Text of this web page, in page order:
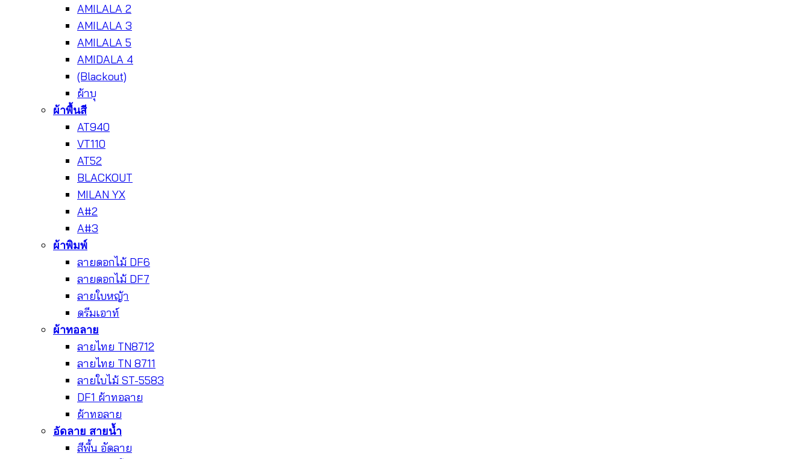
AMILALA 2
AMILALA 3
AMILALA 5
AMIDALA 4
(Blackout)
ผ้าบุ
ผ้าพื้นสี
AT940
VT110
AT52
BLACKOUT
MILAN YX
A#2
A#3
ผ้าพิมพ์
ลายดอกไม้ DF6
ลายดอกไม้ DF7
ลายใบหญ้า
ดรีมเอาท์
ผ้าทอลาย
ลายไทย TN8712
ลายไทย TN 8711
ลายใบไม้ ST-5583
DF1 ผ้าทอลาย
ผ้าทอลาย
อัดลาย สายน้ำ
สีพื้น อัดลาย